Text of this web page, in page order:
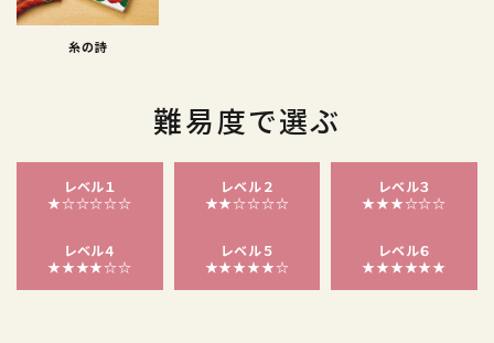
糸の詩
難易度で選ぶ
レベル１
★☆☆☆☆☆
レベル２
★★☆☆☆☆
レベル３
★★★☆☆☆
レベル４
★★★★☆☆
レベル５
★★★★★☆
レベル６
★★★★★★